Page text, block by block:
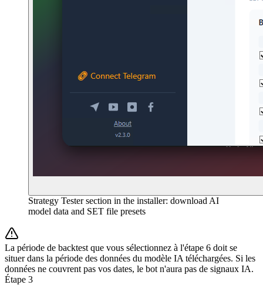
Strategy Tester section in the installer: download AI
model data and SET file presets
La période de backtest que vous sélectionnez à l'étape 6 doit se
situer dans la période des données du modèle IA téléchargées. Si les
données ne couvrent pas vos dates, le bot n'aura pas de signaux IA.
Étape 3